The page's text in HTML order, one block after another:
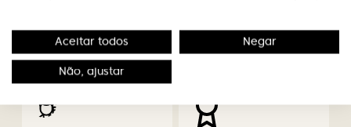
visualAceitar todos Negar
Não, ajustar